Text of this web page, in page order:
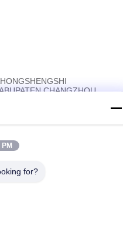
CHANGZHOU
chain technology Co.,ltd
for?